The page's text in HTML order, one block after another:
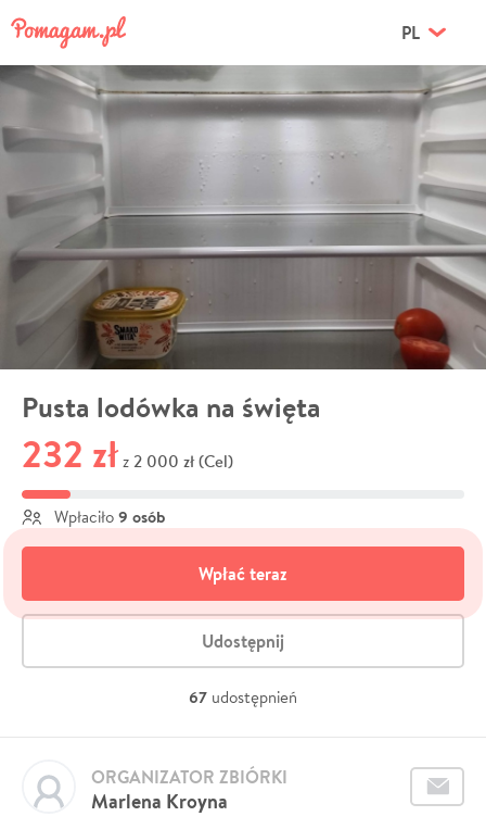
PL
Pusta lodówka na święta
232 zł z 2 000 zł (Cel)
Wpłaciło 9 osób
Wpłać teraz
Udostępnij
67 udostępnień
Marlena Kroyna
ORGANIZATOR ZBIÓRKI